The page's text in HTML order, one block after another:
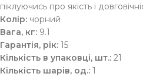
піклуючись про якість і
Колір: чорний
Вага, кг: 9.1
Гарантія, рік: 15
Кількість в упаковці, шт.: 21
Кількість шарів, од.: 1